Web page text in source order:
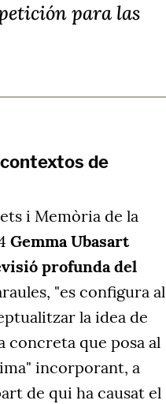
para las
de
i Memòria de la
Gemma Ubasart
profunda del
"es configura al
la idea de
concreta que posa al
incorporant, a
de qui ha causat el